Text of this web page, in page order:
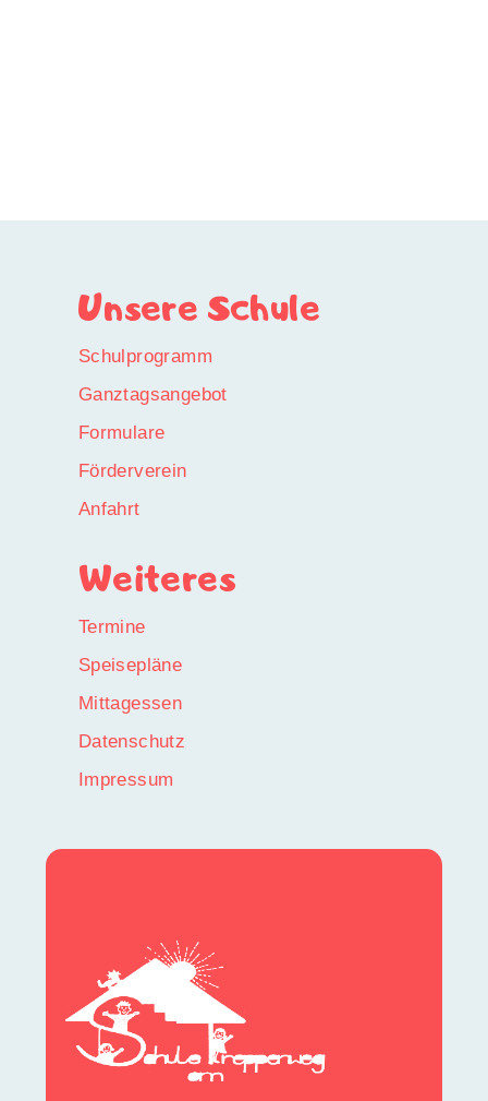
Unsere Schule
Schulprogramm
Ganztagsangebot
Formulare
Förderverein
Anfahrt
Weiteres
Termine
Speisepläne
Mittagessen
Datenschutz
Impressum